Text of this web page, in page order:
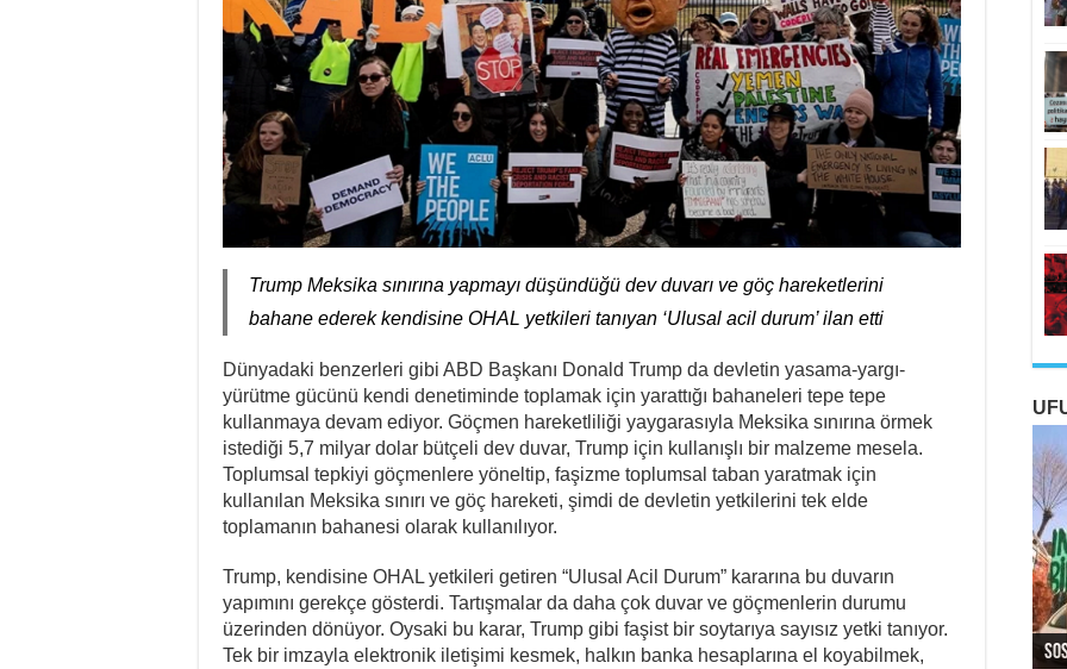
Trump Meksika sınırına yapmayı düşündüğü dev duvarı ve göç hareketlerini
bahane ederek kendisine OHAL yetkileri tanıyan ‘Ulusal acil durum’ ilan etti
Dünyadaki benzerleri gibi ABD Başkanı Donald Trump da devletin yasama-yargı-
yürütme gücünü kendi denetiminde toplamak için yarattığı bahaneleri tepe tepe
kullanmaya devam ediyor. Göçmen hareketliliği yaygarasıyla Meksika sınırına örmek
istediği 5,7 milyar dolar bütçeli dev duvar, Trump için kullanışlı bir malzeme mesela.
Toplumsal tepkiyi göçmenlere yöneltip, faşizme toplumsal taban yaratmak için
kullanılan Meksika sınırı ve göç hareketi, şimdi de devletin yetkilerini tek elde
toplamanın bahanesi olarak kullanılıyor.
Trump, kendisine OHAL yetkileri getiren “Ulusal Acil Durum” kararına bu duvarın
yapımını gerekçe gösterdi. Tartışmalar da daha çok duvar ve göçmenlerin durumu
üzerinden dönüyor. Oysaki bu karar, Trump gibi faşist bir soytarıya sayısız yetki tanıyor.
Tek bir imzayla elektronik iletişimi kesmek, halkın banka hesaplarına el koyabilmek,